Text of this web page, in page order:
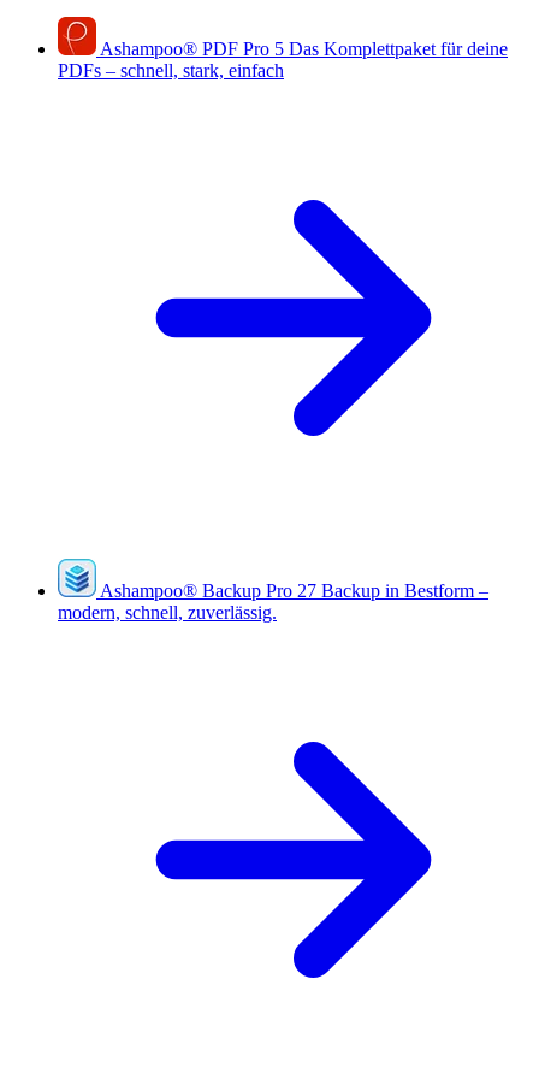
Ashampoo® PDF Pro 5 Das Komplettpaket für deine
PDFs – schnell, stark, einfach
Ashampoo® Backup Pro 27 Backup in Bestform –
modern, schnell, zuverlässig.